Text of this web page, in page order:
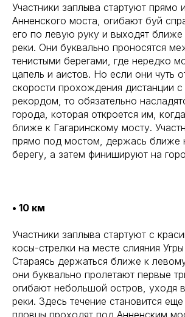
Участники заплыва стартуют прямо
Анненского моста, огибают буй
его по левую руку и выходят ближе
реки. Они буквально проносятся
тенистыми берегами, где нередко
цапель и аистов. Но если они чуть
скорости прохождения дистанции
рекордом, то обязательно
города, которая откроется им,
ближе к Гагаринскому мосту.
прямо под мостом, держась ближе
берегу, а затем финишируют на
• 10 км
Участники заплыва стартуют с
косы-стрелки на месте слияния
Стараясь держаться ближе к
они буквально пролетают первые
огибают небольшой остров, уходя
реки. Здесь течение становится
пловцы проходят под Анненским